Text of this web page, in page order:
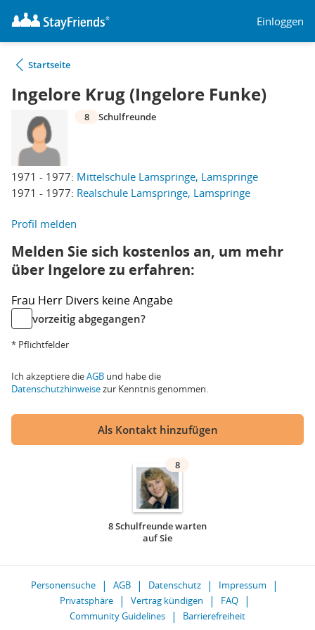
Einloggen
Startseite
Ingelore Krug (Ingelore Funke)
1971 - 1977: Mittelschule Lamspringe, Lamspringe
1971 - 1977: Realschule Lamspringe, Lamspringe
8 Schulfreunde
Profil melden
Melden Sie sich kostenlos an, um mehr
über Ingelore zu erfahren:
Frau Herr Divers keine Angabe
vorzeitig abgegangen?
* Pflichtfelder
Ich akzeptiere dieAGB und habe die
Datenschutzhinweisezur Kenntnis genommen.
Als Kontakt hinzufügen
8
8 Schulfreunde warten
auf Sie
Personensuche AGB Datenschutz
Impressum
Privatsphäre
Vertrag kündigen
FAQ
Community Guidelines
Barrierefreiheit